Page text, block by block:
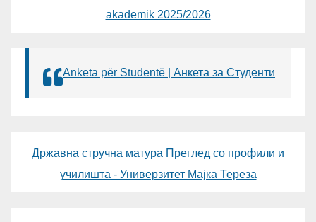
akademik 2025/2026
Anketa për Studentë | Анкета за Студенти
Државна стручна матура Преглед со профили и
училишта - Универзитет Мајка Тереза